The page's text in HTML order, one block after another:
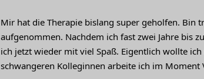
Mir hat die Therapie bislang super geholfen. Bin
aufgenommen. Nachdem ich fast zwei Jahre bis
ich jetzt wieder mit viel Spaß. Eigentlich wollte
schwangeren Kolleginnen arbeite ich im